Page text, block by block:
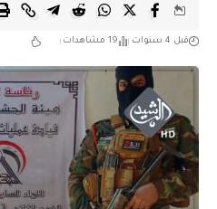
قبل 4 سنوات 19 مشاهدات